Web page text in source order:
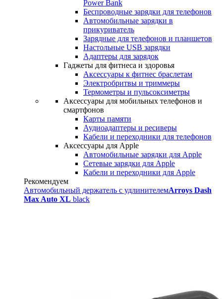
Power Bank
Беспроводные зарядки для телефонов
Автомобильные зарядки в
прикуриватель
Зарядные для телефонов и планшетов
Настольные USB зарядки
Адаптеры для зарядок
Гаджеты для фитнеса и здоровья
Аксессуары к фитнес браслетам
Электробритвы и триммеры
Термометры и пульсоксиметры
Аксессуары для мобильных телефонов и
смартфонов
Карты памяти
Аудиоадаптеры и ресиверы
Кабели и переходники для телефонов
Аксессуары для Apple
Автомобильные зарядки для Apple
Сетевые зарядки для Apple
Кабели и переходники для Apple
Рекомендуем
Автомобильный держатель с удлинителемArroys Dash
Max Auto XL black